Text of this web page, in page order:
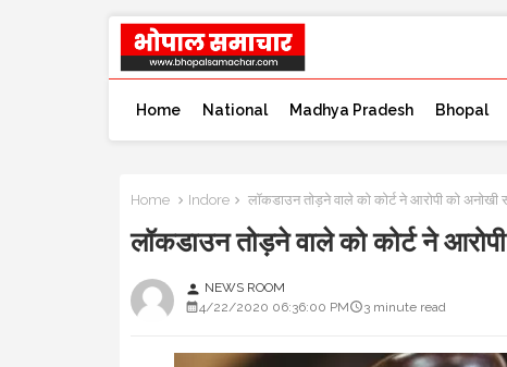
Home National Madhya Pradesh Bhopal
Home Indore लॉकडाउन तोड़ने वाले को कोर्ट ने आरोपी को
लॉकडाउन तोड़ने वाले को कोर्ट ने
person NEWS ROOM
4/22/2020 06:36:00 PM
3 minute read